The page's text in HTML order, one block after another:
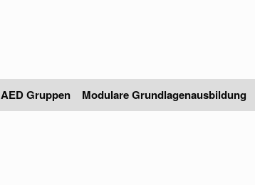
AED Gruppen Modulare Grundlagenausbildung